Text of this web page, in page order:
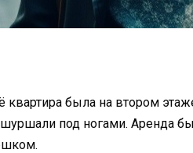
была на втором
под ногами. Аренда